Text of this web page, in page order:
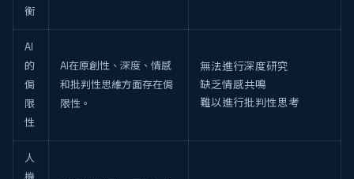
衡
AI
的
侷
限
性
AI在原創性、深度、情感
和批判性思維方面存在侷
限性。
無法進行深度研究
缺乏情感共鳴
難以進行批判性思考
人